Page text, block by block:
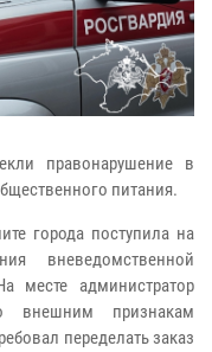
правонарушение в
питания.
города поступила на
вневедомственной
месте администратор
внешним признакам
переделать заказ